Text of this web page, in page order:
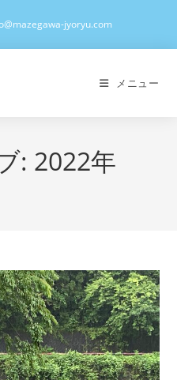
jyoryu.com
メニュー
: 2022年